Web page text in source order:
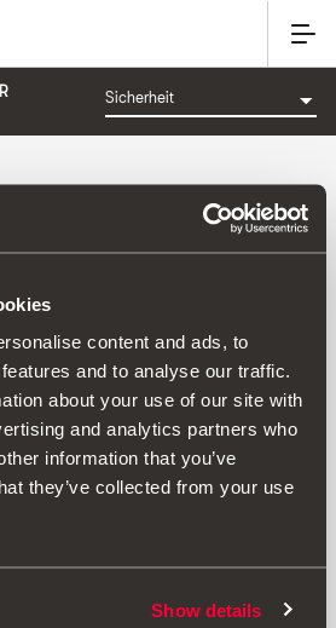
content and ads, to
and to analyse our traffic.
about your use of our site with
and analytics partners who
information that you’ve
they’ve collected from your use
Show details
A-Z|Z-A|Preis: aufsteigend |
No Results